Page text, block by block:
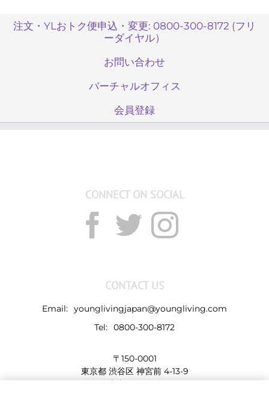
注文・YLおトク便申込・変更: 0800-300-8172 (フリ
ーダイヤル）
お問い合わせ
バーチャルオフィス
会員登録
CONNECT ON SOCIAL
CONTACT US
Email: younglivingjapan@youngliving.com
Tel: 0800-300-8172
〒150-0001
東京都 渋谷区 神宮前 4-13-9
表参道LHビル